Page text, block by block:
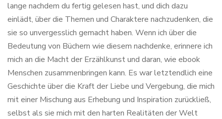
lange nachdem du fertig gelesen hast, und dich dazu
einlädt, über die Themen und Charaktere nachzudenken, die
sie so unvergesslich gemacht haben. Wenn ich über die
Bedeutung von Büchern wie diesem nachdenke, erinnere ich
mich an die Macht der Erzählkunst und daran, wie ebook
Menschen zusammenbringen kann. Es war letztendlich eine
Geschichte über die Kraft der Liebe und Vergebung, die mich
mit einer Mischung aus Erhebung und Inspiration zurückließ,
selbst als sie mich mit den harten Realitäten der Welt